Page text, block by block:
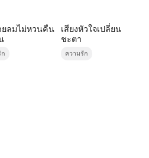
ยลมไม่หวนคืน
ก
เสียงหัวใจเปลี่ยน
ชะตา
ความรัก